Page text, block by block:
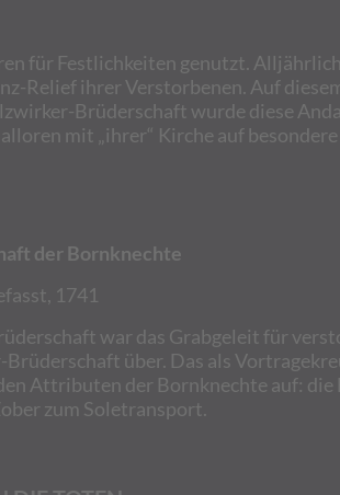
für Festlichkeiten genutzt.
Relief ihrer Verstorbenen. Auf
Brüderschaft wurde diese
mit „ihrer“ Kirche auf
der Bornknechte
1741
war das Grabgeleit für
über. Das als
Attributen der Bornknechte auf: die
zum Soletransport.